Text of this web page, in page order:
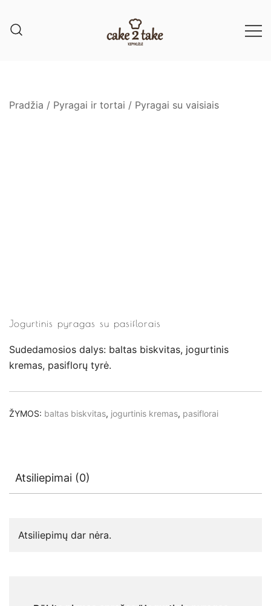
Pradžia / Pyragai ir tortai / Pyragai su vaisiais
Jogurtinis pyragas su pasiflorais
Sudedamosios dalys: baltas biskvitas, jogurtinis
kremas, pasiflorų tyrė.
ŽYMOS: baltas biskvitas, jogurtinis kremas, pasiflorai
Atsiliepimai (0)
Atsiliepimų dar nėra.